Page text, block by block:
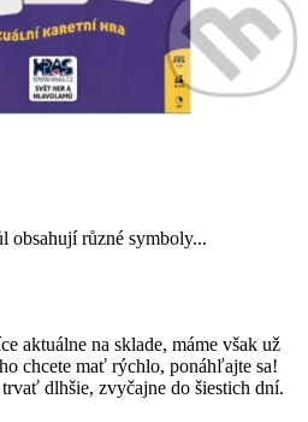
obsahují různé symboly...
aktuálne na sklade, máme však už
chcete mať rýchlo, ponáhľajte sa!
dlhšie, zvyčajne do šiestich dní.